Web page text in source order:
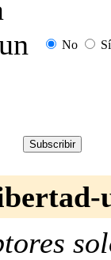
No Sí